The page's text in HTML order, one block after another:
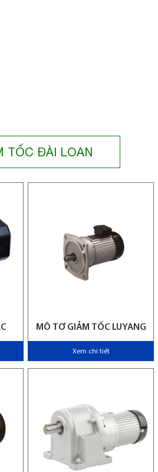
TỐC ĐÀI LOAN
MÔ TƠ GIẢM TỐC LUYANG
Xem chi tiết